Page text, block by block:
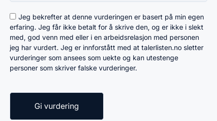
Jeg bekrefter at denne vurderingen er basert på min egen
erfaring. Jeg får ikke betalt for å skrive den, og er ikke i slekt
med, god venn med eller i en arbeidsrelasjon med personen
jeg har vurdert. Jeg er innforstått med at talerlisten.no sletter
vurderinger som ansees som uekte og kan utestenge
personer som skriver falske vurderinger.